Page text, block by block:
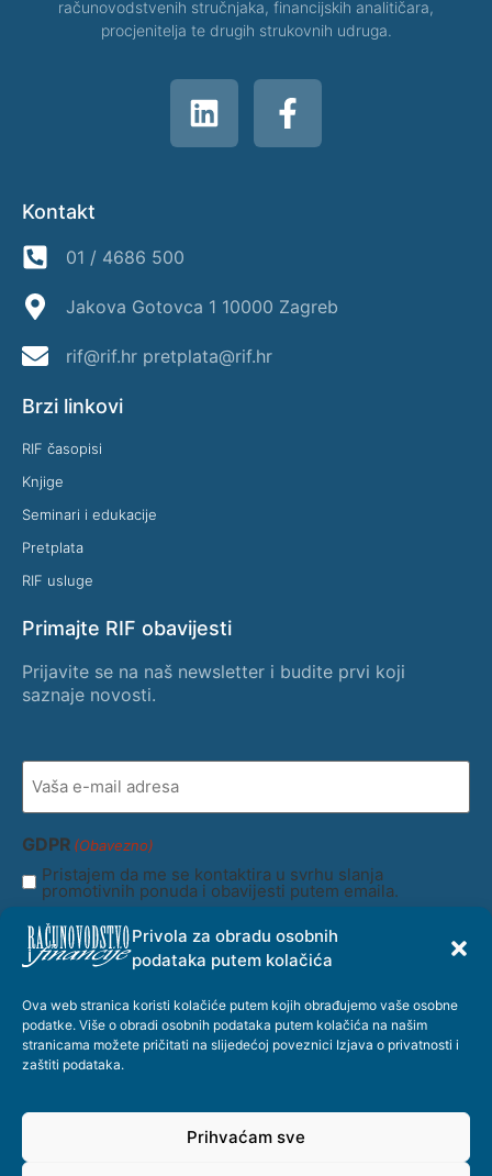
Privola za obradu osobnih
podataka putem kolačića
Ova web stranica koristi kolačiće putem kojih obrađujemo vaše osobne
podatke. Više o obradi osobnih podataka putem kolačića na našim
stranicama možete pričitati na slijedećoj poveznici Izjava o privatnosti i
zaštiti podataka.
Prihvaćam sve
računovodstvenih stručnjaka, financijskih analitičara,
procjenitelja te drugih strukovnih udruga.
Kontakt
01 / 4686 500
Jakova Gotovca 1 10000 Zagreb
rif@rif.hr pretplata@rif.hr
Brzi linkovi
RIF časopisi
Knjige
Seminari i edukacije
Pretplata
RIF usluge
Primajte RIF obavijesti
Prijavite se na naš newsletter i budite prvi koji
saznaje novosti.
Vaša
e-
adresa
GDPR (Obavezno)
Pristajem da me se kontaktira u svrhu slanja
promotivnih ponuda i obavijesti putem emaila.
Prijava
djelatnika / Razvoj KVT.Digital